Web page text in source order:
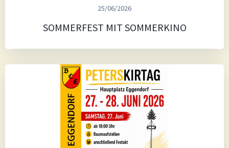
25/06/2026
SOMMERFEST MIT SOMMERKINO